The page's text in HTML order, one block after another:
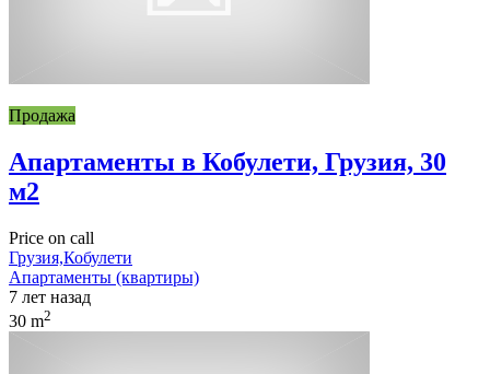
Продажа
Апартаменты в Кобулети, Грузия, 30
м2
Price on call
Грузия,Кобулети
Апартаменты (квартиры)
7 лет назад
30 m2